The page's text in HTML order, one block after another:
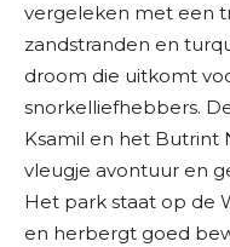
vergeleken met een
zandstranden en
droom die uitkomt
snorkelliefhebbers.
Ksamil en het Butrint
vleugje avontuur en
Het park staat op de
en herbergt goed